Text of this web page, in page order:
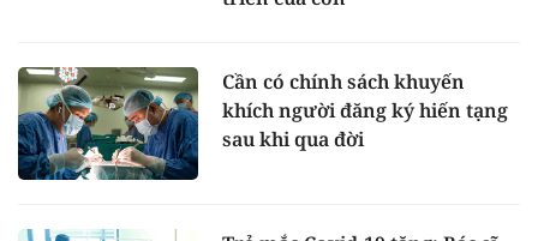
Cần có chính sách khuyến
khích người đăng ký hiến tạng
sau khi qua đời